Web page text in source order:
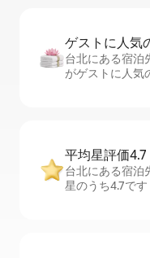
ゲストに人⁠気⁠
台北にある宿泊
がゲストに人気
平均星評価4.7
台北にある宿泊
星のうち4.7です